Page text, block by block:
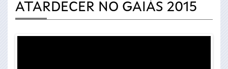
usted
ATARDECER NO GAIÁS 2015